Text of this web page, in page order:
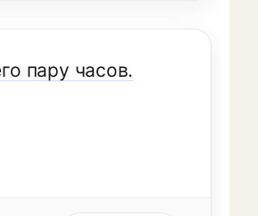
пару часов.